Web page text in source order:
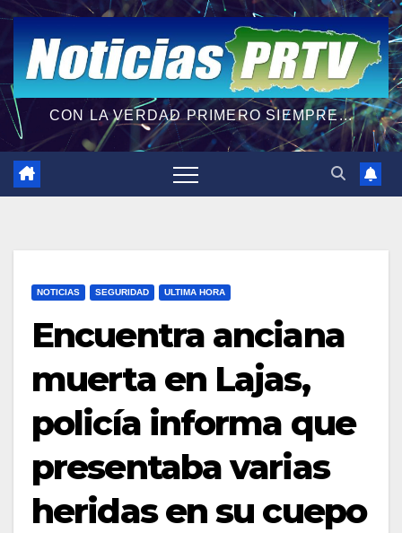
CON LA VERDAD PRIMERO SIEMPRE...
NOTICIAS SEGURIDAD ULTIMA HORA
Encuentra anciana
muerta en Lajas,
policía informa que
presentaba varias
heridas en su cuepo